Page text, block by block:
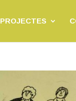
PROJECTES